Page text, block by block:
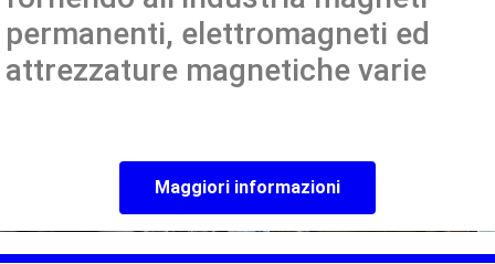
permanenti, elettromagneti ed
attrezzature magnetiche varie
Maggiori informazioni